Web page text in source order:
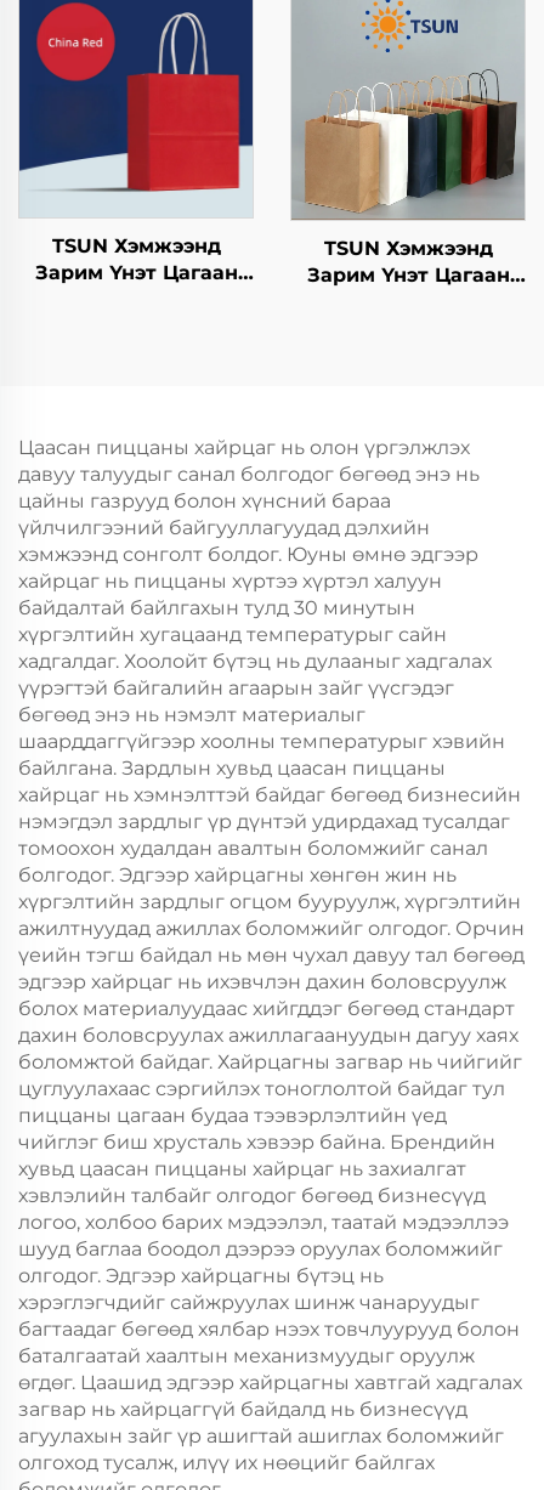
ашиглахад
зориулагдсан буцаж
ашиглах боломжтой
Шинэ Жил,
Кристмасийн Хоолын
Пакинг Скрин Принт
TSUN Хэмжээнд
Зарим Үнэт Цагаан
TSUN Хэмжээнд
Зарим Үнэт Цагаан
Цаасан пиццаны хайрцаг нь олон үргэлжлэх
давуу талуудыг санал болгодог бөгөөд энэ нь
цайны газрууд болон хүнсний бараа
үйлчилгээний байгууллагуудад дэлхийн
хэмжээнд сонголт болдог. Юуны өмнө эдгээр
хайрцаг нь пиццаны хүртээ хүртэл халуун
байдалтай байлгахын тулд 30 минутын
хүргэлтийн хугацаанд температурыг сайн
хадгалдаг. Хоолойт бүтэц нь дулааныг хадгалах
үүрэгтэй байгалийн агаарын зайг үүсгэдэг
бөгөөд энэ нь нэмэлт материалыг
шаарддаггүйгээр хоолны температурыг хэвийн
байлгана. Зардлын хувьд цаасан пиццаны
хайрцаг нь хэмнэлттэй байдаг бөгөөд бизнесийн
нэмэгдэл зардлыг үр дүнтэй удирдахад тусалдаг
томоохон худалдан авалтын боломжийг санал
болгодог. Эдгээр хайрцагны хөнгөн жин нь
хүргэлтийн зардлыг огцом бууруулж, хүргэлтийн
ажилтнуудад ажиллах боломжийг олгодог. Орчин
үеийн тэгш байдал нь мөн чухал давуу тал бөгөөд
эдгээр хайрцаг нь ихэвчлэн дахин боловсруулж
болох материалуудаас хийгддэг бөгөөд стандарт
дахин боловсруулах ажиллагаануудын дагуу хаях
боломжтой байдаг. Хайрцагны загвар нь чийгийг
цуглуулахаас сэргийлэх тоноглолтой байдаг тул
пиццаны цагаан будаа тээвэрлэлтийн үед
чийглэг биш хрусталь хэвээр байна. Брендийн
хувьд цаасан пиццаны хайрцаг нь захиалгат
хэвлэлийн талбайг олгодог бөгөөд бизнесүүд
логоо, холбоо барих мэдээлэл, таатай мэдээллээ
шууд баглаа боодол дээрээ оруулах боломжийг
олгодог. Эдгээр хайрцагны бүтэц нь
хэрэглэгчдийг сайжруулах шинж чанаруудыг
багтаадаг бөгөөд хялбар нээх товчлуурууд болон
баталгаатай хаалтын механизмуудыг оруулж
өгдөг. Цаашид эдгээр хайрцагны хавтгай хадгалах
загвар нь хайрцаггүй байдалд нь бизнесүүд
агуулахын зайг үр ашигтай ашиглах боломжийг
олгоход тусалж, илүү их нөөцийг байлгах